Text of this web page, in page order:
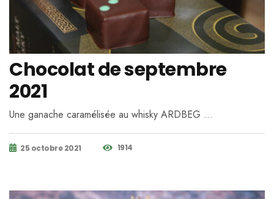
Chocolat de septembre
2021
Une ganache caramélisée au whisky ARDBEG …
25 octobre 2021 1914